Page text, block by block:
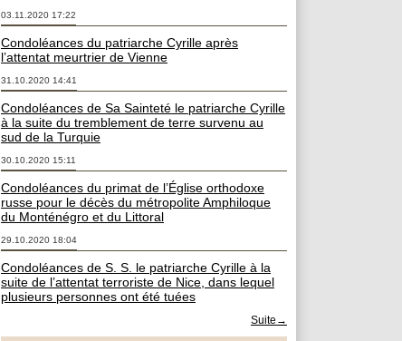
03.11.2020 17:22
Condoléances du patriarche Cyrille après
l’attentat meurtrier de Vienne
31.10.2020 14:41
Condoléances de Sa Sainteté le patriarche Cyrille
à la suite du tremblement de terre survenu au
sud de la Turquie
30.10.2020 15:11
Condoléances du primat de l’Église orthodoxe
russe pour le décès du métropolite Amphiloque
du Monténégro et du Littoral
29.10.2020 18:04
Condoléances de S. S. le patriarche Cyrille à la
suite de l’attentat terroriste de Nice, dans lequel
plusieurs personnes ont été tuées
Suite→